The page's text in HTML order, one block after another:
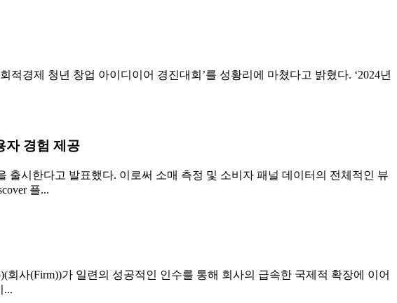
경제 청년 창업 아이디이어 경진대회’를 성황리에 마쳤다고 밝혔다. ‘2024년
자 경험 제공
시한다고 발표했다. 이로써 소매 측정 및 소비자 패널 데이터의 전체적인 뷰
플...
사(Firm))가 일련의 성공적인 인수를 통해 회사의 급속한 국제적 확장에 이어
...